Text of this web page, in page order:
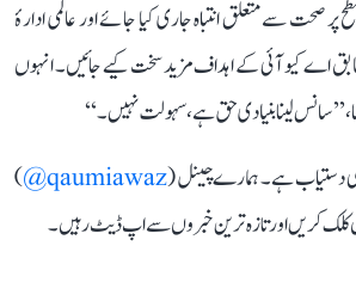
پر صحت سے متعلق انتباہ جاری کیا جائے اور عالمی ادارۂ
اے کیو آئی کے اہداف مزید سخت کیے جائیں۔ انہوں
’’سانس لینا بنیادی حق ہے، سہولت نہیں۔‘‘
دستیاب ہے۔ ہمارے چینل (qaumiawaz@
)
کریں اور تازہ ترین خبروں سے اپ ڈیٹ رہیں۔